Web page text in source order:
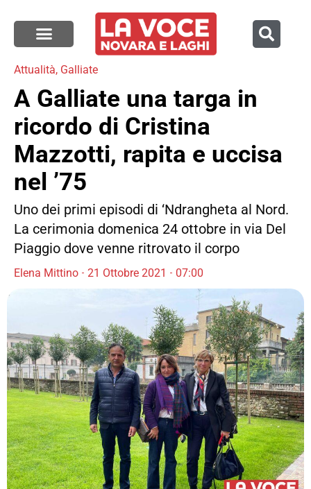
Attualità, Galliate
A Galliate una targa in
ricordo di Cristina
Mazzotti, rapita e uccisa
nel ’75
Uno dei primi episodi di ‘Ndrangheta al Nord.
La cerimonia domenica 24 ottobre in via Del
Piaggio dove venne ritrovato il corpo
Elena Mittino 21 Ottobre 2021 07:00